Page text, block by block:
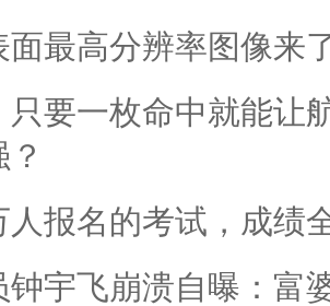
面最高分辨率图像来
只要一枚命中就能让
人报名的考试，成绩
钟宇飞崩溃自曝：富